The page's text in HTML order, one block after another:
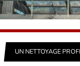
UN NETTOYAGE